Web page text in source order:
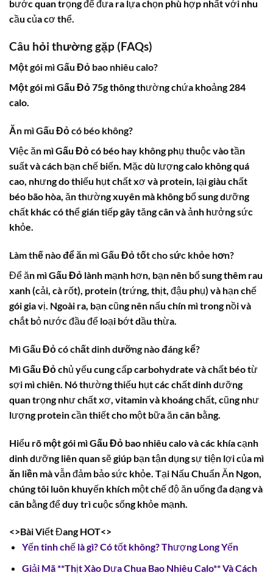
bước quan trọng để đưa ra lựa chọn phù hợp nhất với nhu
cầu của cơ thể.
Câu hỏi thường gặp (FAQs)
Một gói mì Gấu Đỏ bao nhiêu calo?
Một gói mì Gấu Đỏ 75gthông thường chứa khoảng284
calo.
Ăn mì Gấu Đỏcó béo không?
Việc ăn mì Gấu Đỏcó béo hay không phụ thuộc vào tần
suất và cách bạn chế biến. Mặc dù lượngcalo không quá
cao, nhưng do thiếu hụt chất xơ và protein, lại giàu chất
béo bão hòa, ăn thường xuyên mà không bổ sung dưỡng
chất khác có thể gián tiếp gây tăng cân và ảnh hưởng sức
khỏe.
Làm thế nào để ăn mì Gấu Đỏtốt cho sức khỏe hơn?
Để ăn mì Gấu Đỏ lành mạnh hơn, bạn nên bổ sung thêm rau
xanh (cải, cà rốt), protein (trứng, thịt, đậu phụ) và hạn chế
gói gia vị. Ngoài ra, bạn cũng nên nấu chín mì trong nồi và
chắt bỏ nước đầu để loại bớt dầu thừa.
Mì Gấu Đỏcó chất dinh dưỡng nào đáng kể?
Mì Gấu Đỏchủ yếu cung cấp carbohydrate và chất béo từ
sợi mì chiên. Nó thường thiếu hụt các chất dinh dưỡng
quan trọng như chất xơ, vitamin và khoáng chất, cũng như
lượng protein cần thiết cho một bữa ăn cân bằng.
Hiểu rõ một gói mì Gấu Đỏ bao nhiêu calovà các khía cạnh
dinh dưỡng liên quan sẽ giúp bạn tận dụng sự tiện lợi của mì
ăn liền mà vẫn đảm bảo sức khỏe. Tại Nấu Chuẩn Ăn Ngon,
chúng tôi luôn khuyến khích một chế độ ăn uống đa dạng và
cân bằng để duy trì cuộc sống khỏe mạnh.
<>Bài Viết Đang HOT<>
Yến tinh chế là gì? Có tốt không? Thượng Long Yến
Giải Mã **Thịt Xào Dưa Chua Bao Nhiêu Calo** Và Cách